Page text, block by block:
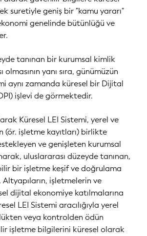
suretiyle geniş bir "kamu yararı"
genelinde bütünlüğü ve
tanınan bir kurumsal kimlik
yanı sıra, günümüzün
aynı zamanda küresel bir Dijital
işlevi de görmektedir.
Küresel LEI Sistemi, yerel ve
(ör. işletme kayıtları) birlikte
ve genişleten kurumsal
uluslararası düzeyde tanınan,
bir işletme keşif ve doğrulama
işletmelerin ve
dijital ekonomiye katılmalarına
LEI Sistemi aracılığıyla yerel
veya kontrolden ödün
işletme bilgilerini küresel olarak